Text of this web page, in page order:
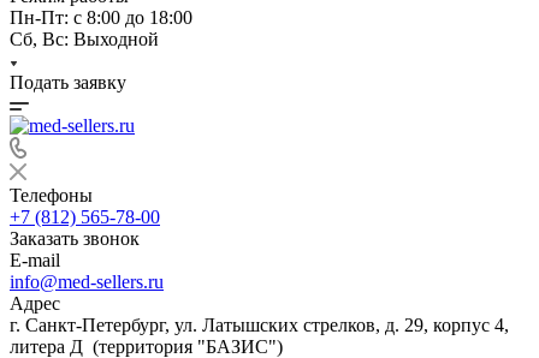
Пн-Пт: с 8:00 до 18:00
Сб, Вс: Выходной
Подать заявку
Телефоны
+7 (812) 565-78-00
Заказать звонок
E-mail
info@med-sellers.ru
Адрес
г. Санкт-Петербург, ул. Латышских стрелков, д. 29, корпус 4,
литера Д (территория "БАЗИС")